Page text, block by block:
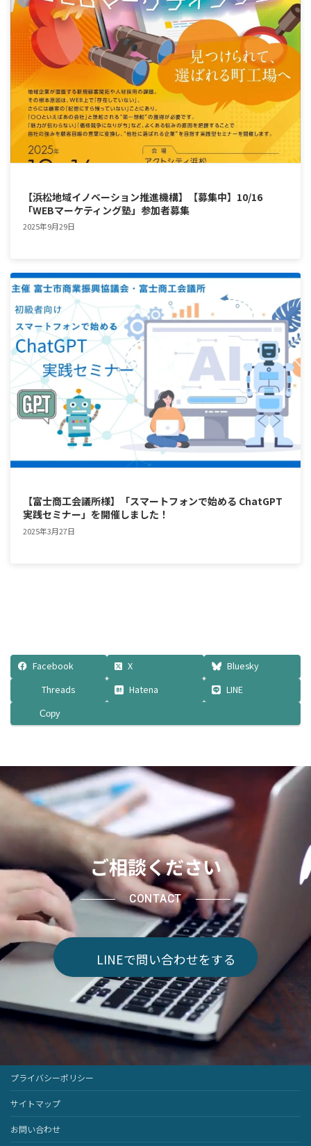
【浜松地域イノベーション推進機構】【募集中】10/16
「WEBマーケティング塾」参加者募集
2025年9月29日
【富士商工会議所様】「スマートフォンで始める ChatGPT
実践セミナー」を開催しました！
2025年3月27日
Facebook X
Bluesky
Threads
Hatena LINE
Copy
ご相談ください
CONTACT
LINEで問い合わせをする
プライバシーポリシー
サイトマップ
お問い合わせ